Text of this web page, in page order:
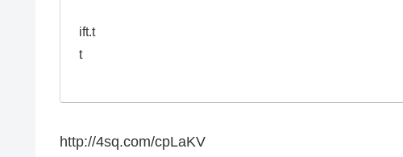
ift.t
t
http://4sq.com/cpLaKV